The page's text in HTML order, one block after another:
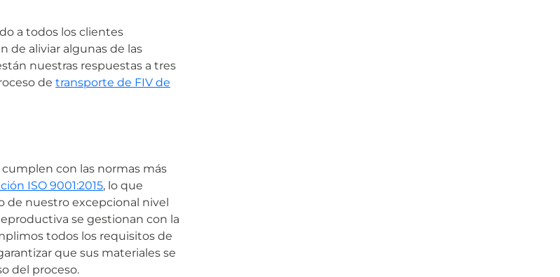
a todos los clientes
de aliviar algunas de las
nuestras respuestas a tres
de transporte de FIV de
con las normas más
ISO 9001:2015, lo que
de nuestro excepcional nivel
se gestionan con la
todos los requisitos de
que sus materiales se
del proceso.